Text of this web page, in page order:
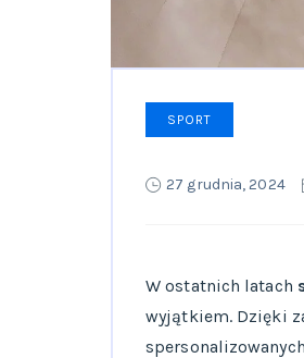
SPORT
27 grudnia, 2024
W ostatnich latach
wyjątkiem. Dzięki